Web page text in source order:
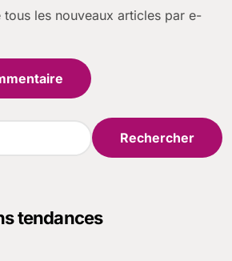
tous les nouveaux articles par e-
tendances